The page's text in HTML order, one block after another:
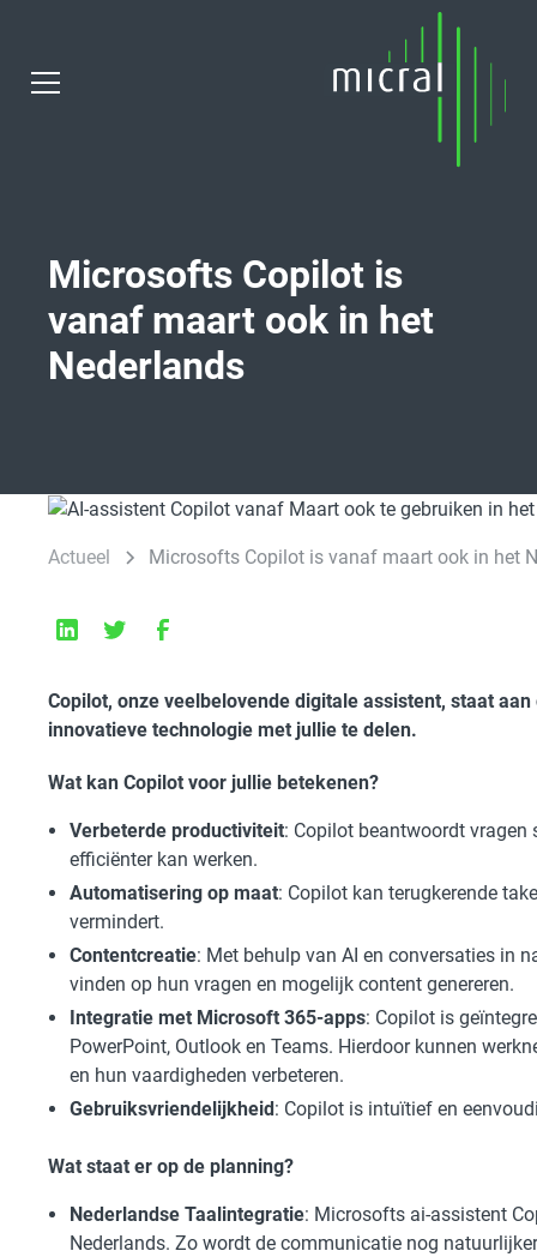
Microsofts Copilot is
vanaf maart ook in het
Nederlands
Actueel Microsofts Copilot is vanaf maart ook in het
Copilot, onze veelbelovende digitale assistent, staat
innovatieve technologie met jullie te delen.
Wat kan Copilot voor jullie betekenen?
Verbeterde productiviteit: Copilot beantwoordt vragen
efficiënter kan werken.
Automatisering op maat: Copilot kan terugkerende
vermindert.
Contentcreatie: Met behulp van AI en conversaties in
vinden op hun vragen en mogelijk content genereren.
Integratie met Microsoft 365-apps: Copilot is
PowerPoint, Outlook en Teams. Hierdoor kunnen
en hun vaardigheden verbeteren.
Gebruiksvriendelijkheid: Copilot is intuïtief en
Wat staat er op de planning?
Nederlandse Taalintegratie: Microsofts ai-assistent
Nederlands. Zo wordt de communicatie nog